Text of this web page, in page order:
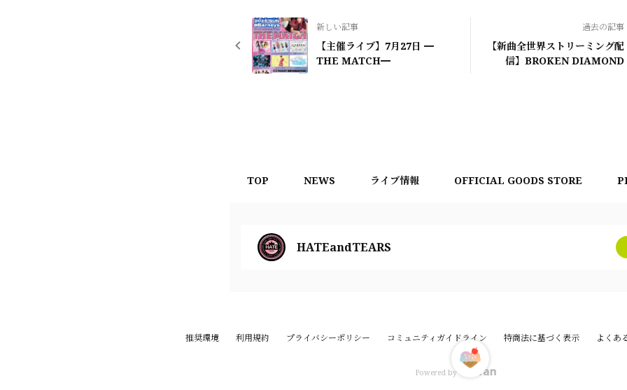
新しい記事
【主催ライブ】7月27日 ━
THE MATCH━
過去の記事
【新曲全世界ストリーミング配
信】BROKEN DIAMOND
TOP NEWS ライブ情報 OFFICIAL GOODS STORE
HATEandTEARS
推奨環境 利用規約 プライバシーポリシー コミュニティガイドライン 特商法に基づく表示 よくあ
Powered by